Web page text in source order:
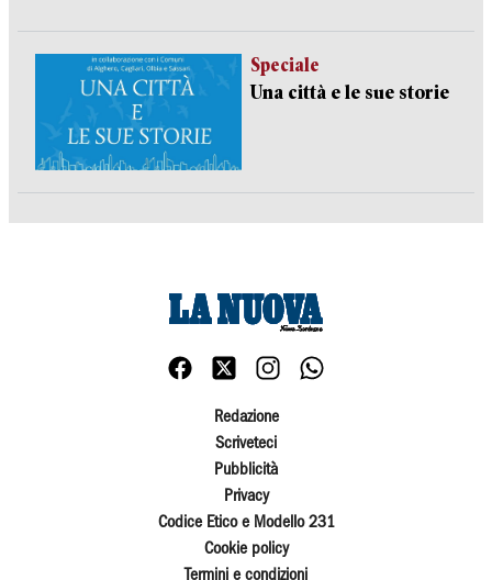
Speciale
Una città e le sue storie
Redazione
Scriveteci
Pubblicità
Privacy
Codice Etico e Modello 231
Cookie policy
Termini e condizioni